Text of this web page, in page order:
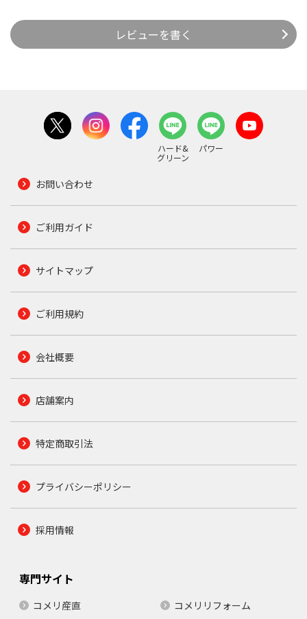
レビューを書く
ハード&
グリーン
パワー
お問い合わせ
ご利用ガイド
サイトマップ
ご利用規約
会社概要
店舗案内
特定商取引法
プライバシーポリシー
採用情報
専門サイト
コメリ産直 コメリリフォーム